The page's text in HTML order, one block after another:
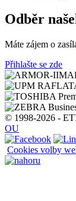
Odběr
Máte zájem o
Přihlašte se zde
© 1998-2026 -
OU
Cookies volby